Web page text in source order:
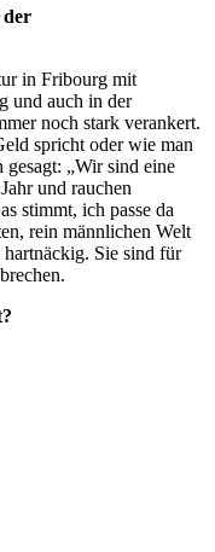
der
in Fribourg mit
und auch in der
noch stark verankert.
spricht oder wie man
„Wir sind eine
und rauchen
stimmt, ich passe da
rein männlichen Welt
Sie sind für